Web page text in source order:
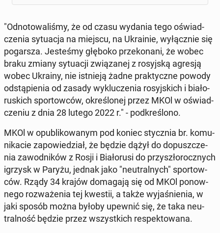
"Od­no­to­wa­li­śmy, że od czasu wydania tego oświad­
cze­nia sy­tu­acja na miejscu, na Ukra­inie, wy­łącz­nie się
po­gar­sza. Je­ste­śmy głęboko prze­ko­na­ni, że wobec
braku zmiany sy­tu­acji zwią­za­nej z ro­syj­ską agresją
wobec Ukrainy, nie ist­nie­ją żadne prak­tycz­ne powody
od­stą­pie­nia od zasady wy­klu­cze­nia ro­syj­skich i bia­ło­
ru­skich spor­tow­ców, okre­ślo­nej przez MKOl w oświad­
cze­niu z dnia 28 lutego 2022 r." - pod­kre­ślo­no.
MKOl w opu­bli­ko­wa­nym pod koniec stycz­nia br. ko­mu­
ni­ka­cie za­po­wie­dział, że będzie dążył do do­pusz­cze­
nia za­wod­ni­ków z Rosji i Bia­ło­ru­si do przy­szło­rocz­nych
igrzysk w Paryżu, jednak jako "neu­tral­nych" spor­tow­
ców. Rządy 34 krajów do­ma­ga­ją się od MKOl po­now­
ne­go roz­wa­że­nia tej kwestii, a także wy­ja­śnie­nia, w
jaki sposób można byłoby upewnić się, że taka neu­
tral­ność będzie przez wszyst­kich re­spek­to­wa­na.